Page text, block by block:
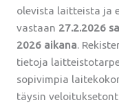
olevista laitteista ja
vastaan 27.2.2026
2026 aikana.
tietoja
sopivimpia
täysin